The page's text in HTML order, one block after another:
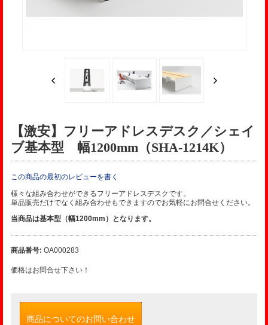
【激安】フリーアドレスデスク／シェイ
ブ基本型 幅1200mm（SHA-1214K）
この商品の最初のレビューを書く
様々な組み合わせができるフリーアドレスデスクです。
単品販売だけでなく組み合わせもできますのでお気軽にお問合せください。
当商品は基本型（幅1200mm）となります。
商品番号:OA000283
価格はお問合せ下さい！
商品についてのお問い合わせ